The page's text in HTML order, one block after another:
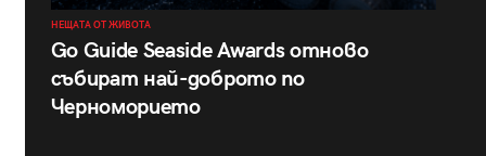
НЕЩАТА ОТ ЖИВОТА
Go Guide Seaside Awards отново
събират най-доброто по
Черноморието